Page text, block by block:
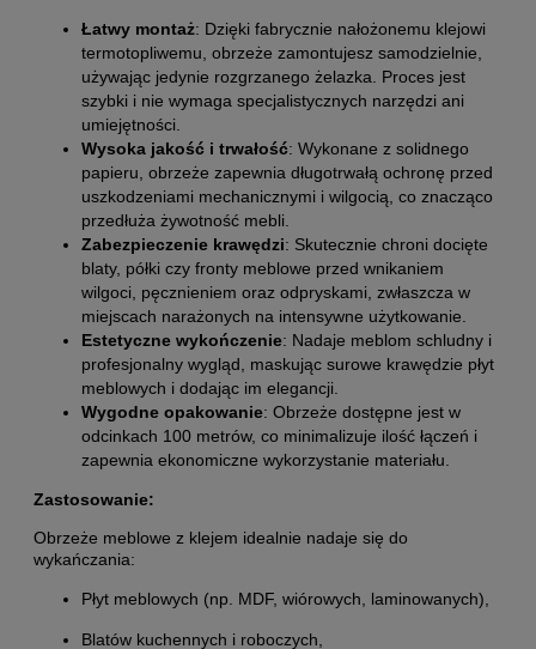
Łatwy montaż: Dzięki fabrycznie nałożonemu klejowi
termotopliwemu, obrzeże zamontujesz samodzielnie,
używając jedynie rozgrzanego żelazka. Proces jest
szybki i nie wymaga specjalistycznych narzędzi ani
umiejętności.
Wysoka jakość i trwałość: Wykonane z solidnego
papieru, obrzeże zapewnia długotrwałą ochronę przed
uszkodzeniami mechanicznymi i wilgocią, co znacząco
przedłuża żywotność mebli.
Zabezpieczenie krawędzi: Skutecznie chroni docięte
blaty, półki czy fronty meblowe przed wnikaniem
wilgoci, pęcznieniem oraz odpryskami, zwłaszcza w
miejscach narażonych na intensywne użytkowanie.
Estetyczne wykończenie: Nadaje meblom schludny i
profesjonalny wygląd, maskując surowe krawędzie płyt
meblowych i dodając im elegancji.
Wygodne opakowanie: Obrzeże dostępne jest w
odcinkach 100 metrów, co minimalizuje ilość łączeń i
zapewnia ekonomiczne wykorzystanie materiału.
Zastosowanie:
Obrzeże meblowe z klejem idealnie nadaje się do
wykańczania:
Płyt meblowych (np. MDF, wiórowych, laminowanych),
Blatów kuchennych i roboczych,